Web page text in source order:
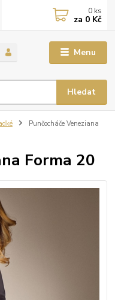
Menu
Hledat
0 ks
za 0 Kč
Punčocháče Veneziana
Forma 20